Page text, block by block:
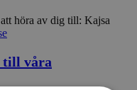
höra av dig till: Kajsa
till våra